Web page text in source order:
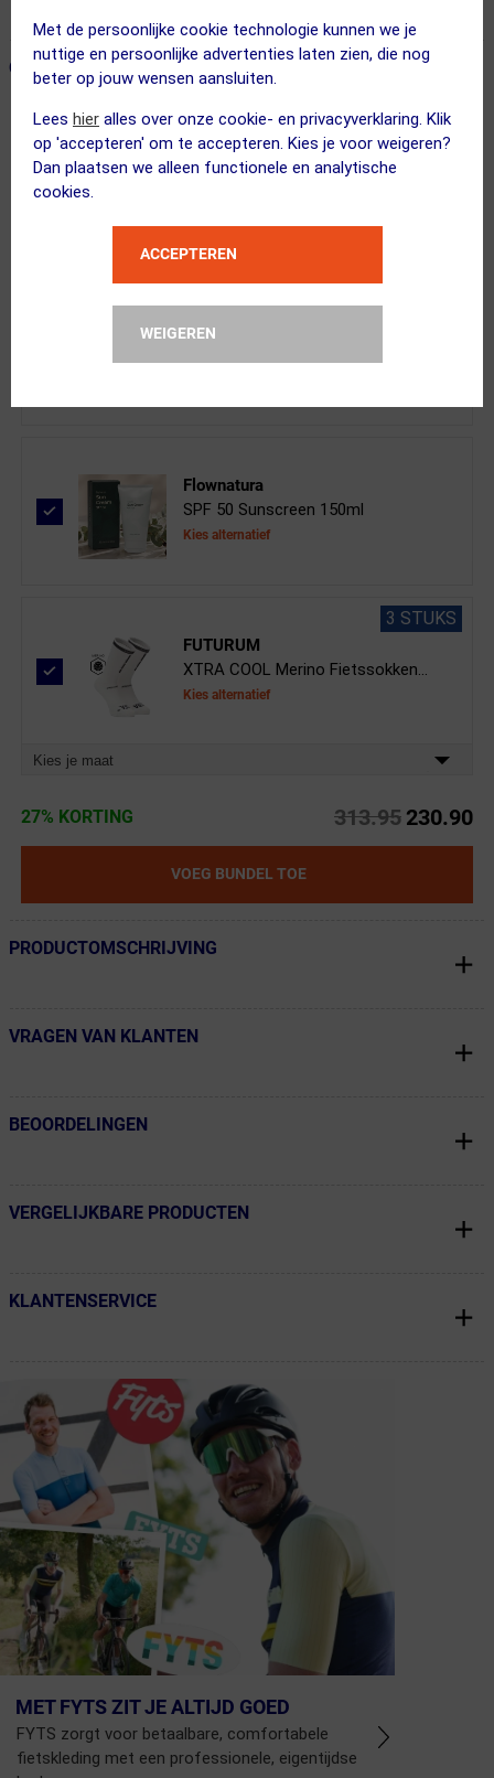
Met de persoonlijke cookie technologie kunnen we je
nuttige en persoonlijke advertenties laten zien, die nog
beter op jouw wensen aansluiten.
Lees hier alles over onze cookie- en privacyverklaring. Klik
op 'accepteren' om te accepteren. Kies je voor weigeren?
Dan plaatsen we alleen functionele en analytische
cookies.
ACCEPTEREN
WEIGEREN
← Terug naar productnavigatie
ONZE AANBEVOLEN COMBINATIE
ppeeqq
Flownatura
SPF 50 Sunscreen 150ml
Kies alternatief
3 STUKS
FUTURUM
XTRA COOL Merino Fietssokken...
Kies alternatief
Kies je maat
27% KORTING 313.95 230.90
VOEG BUNDEL TOE
← Terug naar productnavigatie
PRODUCTOMSCHRIJVING
← Terug naar productnavigatie
VRAGEN VAN KLANTEN
← Terug naar productnavigatie
BEOORDELINGEN
← Terug naar productnavigatie
VERGELIJKBARE PRODUCTEN
← Terug naar productnavigatie
KLANTENSERVICE
MET FYTS ZIT JE ALTIJD GOED
FYTS zorgt voor betaalbare, comfortabele
fietskleding met een professionele, eigentijdse